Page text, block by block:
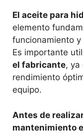
El aceite para
elemento
funcionamiento
Es importante
el fabricante, ya
rendimiento
equipo.
Antes de
mantenimiento